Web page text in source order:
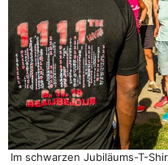
Im schwarzen Jubiläums-T-